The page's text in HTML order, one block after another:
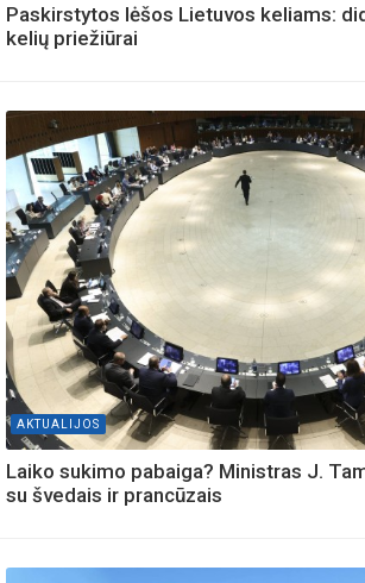
Paskirstytos lėšos Lietuvos keliams:
kelių priežiūrai
AKTUALIJOS
Laiko sukimo pabaiga? Ministras J.
su švedais ir prancūzais